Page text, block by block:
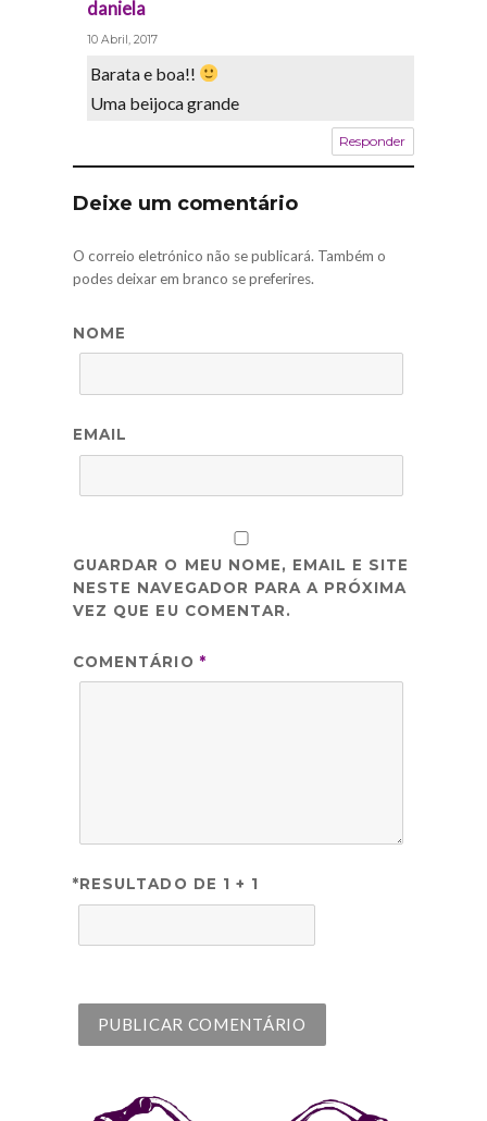
daniela
10 Abril, 2017
Barata e boa!!
Uma beijoca grande
Responder
Deixe um comentário
O correio eletrónico não se publicará. Também o
podes deixar em branco se preferires.
NOME
EMAIL
GUARDAR O MEU NOME, EMAIL E SITE
NESTE NAVEGADOR PARA A PRÓXIMA
VEZ QUE EU COMENTAR.
COMENTÁRIO *
*RESULTADO DE 1 + 1